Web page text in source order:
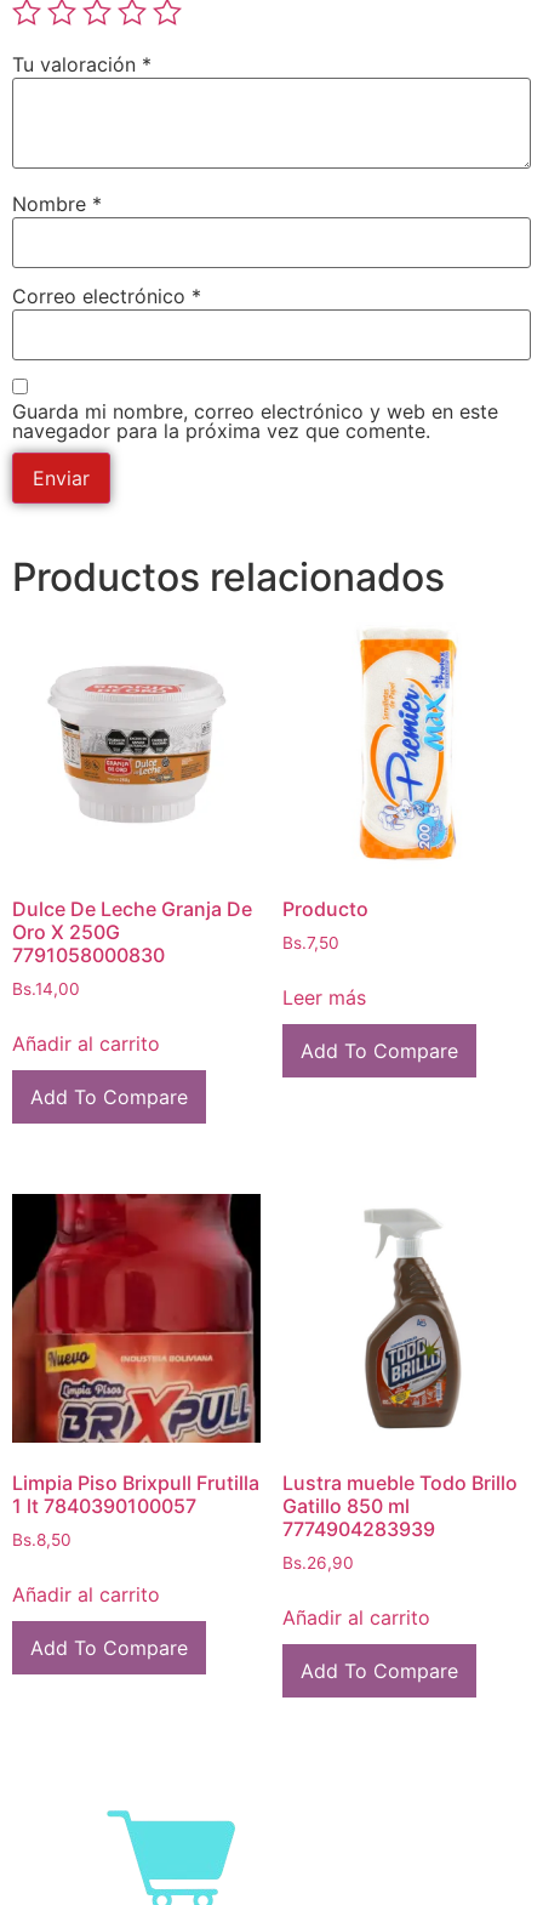
Tu valoración *
Nombre *
Correo electrónico *
Guarda mi nombre, correo electrónico y web en este
navegador para la próxima vez que comente.
Productos relacionados
Dulce De Leche Granja De
Oro X 250G
7791058000830
Bs.14,00
Añadir al carrito
Add To Compare
Producto
Bs.7,50
Leer más
Add To Compare
Limpia Piso Brixpull Frutilla
1 lt 7840390100057
Bs.8,50
Añadir al carrito
Add To Compare
Lustra mueble Todo Brillo
Gatillo 850 ml
7774904283939
Bs.26,90
Añadir al carrito
Add To Compare